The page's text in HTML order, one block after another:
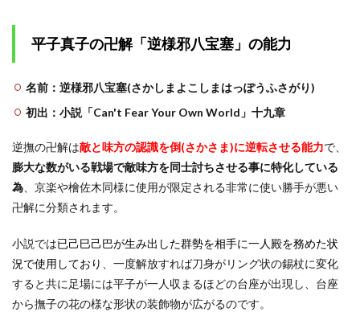
撫は
の下
位互
換な
平子
真子
の卍
話？
と逆
八宝
塞の
平子真子の卍解「逆様邪八宝塞」の能力
名前：逆様邪八宝塞(さかしまよこしまはっぽうふさがり)
初出：小説「Can't Fear Your Own World」十九章
逆撫の卍解は敵と味方の認識を倒(さかさま)に逆転させる能力で、
膨大な数がいる戦場で敵味方を同士討ちさせる事に特化している
為 、京楽や檜佐木同様に使用が限定される非常に使い勝手が悪い
卍解に分類されます。
小説では已己巳己巴が生み出した群勢を相手に一人殿を務めた状
況で使用しており
、一度解放すれば刀身がリング状の錫杖に変化
すると共に足場には平子が一人収まるほどの台座が出現し、台座
から撫子の花の様な形状の装飾物が広がるのです。